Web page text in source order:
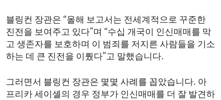
블링컨 장관은 “올해 보고서는 전세계적으로 꾸준한
진전을 보여주고 있다”며 “수십 개국이 인신매매를 막
고 생존자를 보호하며 이 범죄를 저지른 사람들을 기소
하는 데 큰 진전을 이뤘다”고 말했습니다.
그러면서 블링컨 장관은 몇몇 사례를 꼽았습니다. 아
프리카 세이셸의 경우 정부가 인신매매를 더 잘 발견하